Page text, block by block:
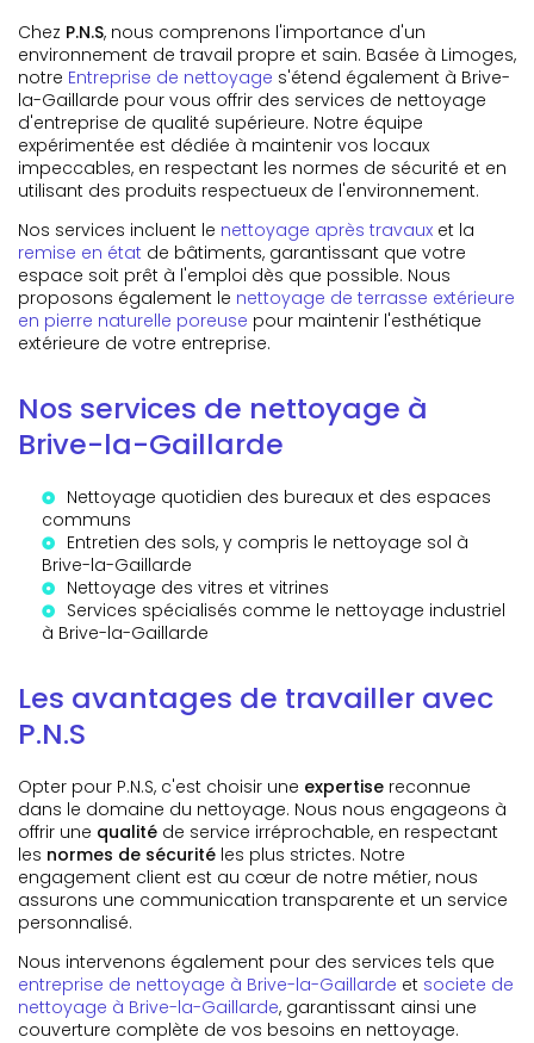
Chez P.N.S, nous comprenons l'importance d'un
environnement de travail propre et sain. Basée à Limoges,
notre Entreprise de nettoyage s'étend également à Brive-
la-Gaillarde pour vous offrir des services de nettoyage
d'entreprise de qualité supérieure. Notre équipe
expérimentée est dédiée à maintenir vos locaux
impeccables, en respectant les normes de sécurité et en
utilisant des produits respectueux de l'environnement.
Nos services incluent le nettoyage après travaux et la
remise en état de bâtiments, garantissant que votre
espace soit prêt à l'emploi dès que possible. Nous
proposons également le nettoyage de terrasse extérieure
en pierre naturelle poreuse pour maintenir l'esthétique
extérieure de votre entreprise.
Nos services de nettoyage à
Brive-la-Gaillarde
Nettoyage quotidien des bureaux et des espaces
communs
Entretien des sols, y compris le nettoyage sol à
Brive-la-Gaillarde
Nettoyage des vitres et vitrines
Services spécialisés comme le nettoyage industriel
à Brive-la-Gaillarde
Les avantages de travailler avec
P.N.S
Opter pour P.N.S, c'est choisir une expertise reconnue
dans le domaine du nettoyage. Nous nous engageons à
offrir une qualité de service irréprochable, en respectant
les normes de sécurité les plus strictes. Notre
engagement client est au cœur de notre métier, nous
assurons une communication transparente et un service
personnalisé.
Nous intervenons également pour des services tels que
entreprise de nettoyage à Brive-la-Gaillarde et societe de
nettoyage à Brive-la-Gaillarde, garantissant ainsi une
couverture complète de vos besoins en nettoyage.